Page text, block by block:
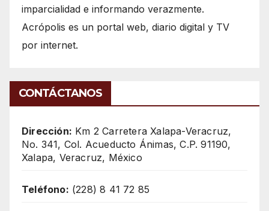
imparcialidad e informando verazmente.
Acrópolis es un portal web, diario digital y TV
por internet.
CONTÁCTANOS
Dirección: Km 2 Carretera Xalapa-Veracruz,
No. 341, Col. Acueducto Ánimas, C.P. 91190,
Xalapa, Veracruz, México
Teléfono: (228) 8 41 72 85